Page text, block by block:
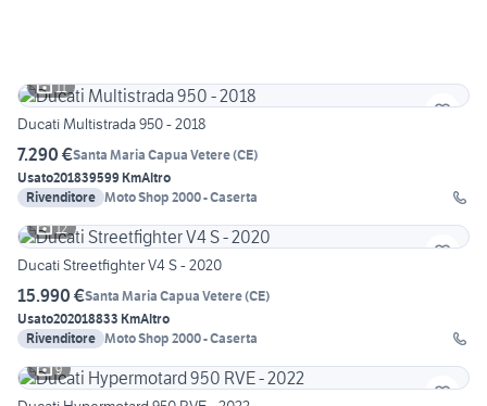
11
Ducati Multistrada 950 - 2018
7.290 €Santa Maria Capua Vetere(CE)
Usato201839599 KmAltro
Rivenditore Moto Shop 2000 - Caserta
12
Ducati Streetfighter V4 S - 2020
15.990 €Santa Maria Capua Vetere(CE)
Usato202018833 KmAltro
Rivenditore Moto Shop 2000 - Caserta
9